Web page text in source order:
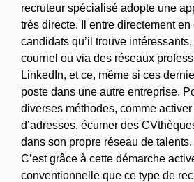
recruteur spécialisé adopte une
très directe. Il entre directement
candidats qu’il trouve
courriel ou via des réseaux
LinkedIn, et ce, même si ces
poste dans une autre entreprise.
diverses méthodes, comme
d’adresses, écumer des
dans son propre réseau de talents.
C’est grâce à cette démarche
conventionnelle que ce type de